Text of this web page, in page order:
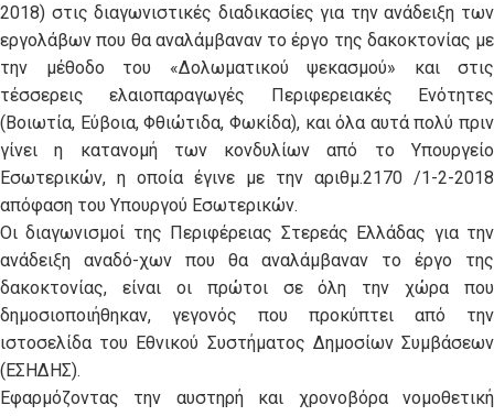
2018) στις διαγωνιστικές διαδικασίες για την ανάδειξη των
εργολάβων που θα αναλάμβαναν το έργο της δακοκτονίας με
την μέθοδο του «Δολωματικού ψεκασμού» και στις
τέσσερεις ελαιοπαραγωγές Περιφερειακές Ενότητες
(Βοιωτία, Εύβοια, Φθιώτιδα, Φωκίδα), και όλα αυτά πολύ πριν
γίνει η κατανομή των κονδυλίων από το Υπουργείο
Εσωτερικών, η οποία έγινε με την αριθμ.2170 /1-2-2018
απόφαση του Υπουργού Εσωτερικών.
Οι διαγωνισμοί της Περιφέρειας Στερεάς Ελλάδας για την
ανάδειξη αναδό-χων που θα αναλάμβαναν το έργο της
δακοκτονίας, είναι οι πρώτοι σε όλη την χώρα που
δημοσιοποιήθηκαν, γεγονός που προκύπτει από την
ιστοσελίδα του Εθνικού Συστήματος Δημοσίων Συμβάσεων
(ΕΣΗΔΗΣ).
Εφαρμόζοντας την αυστηρή και χρονοβόρα νομοθετική